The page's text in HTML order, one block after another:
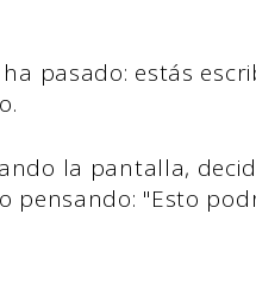
pasado: estás
la pantalla,
pensando: "Esto